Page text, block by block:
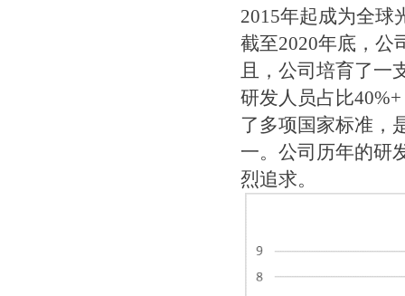
2015年起成为全球
截至2020年底，公
且，公司培育了一
研发人员占比
了多项国家标准，
一。公司历年的研
烈追求。